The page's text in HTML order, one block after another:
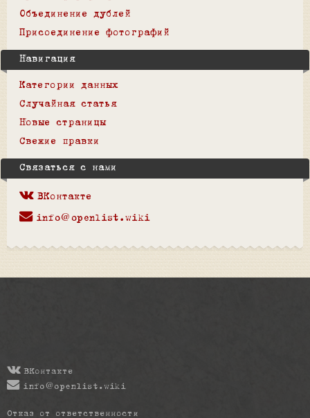
Объединение дублей
Присоединение фотографий
Навигация
Категории данных
Случайная статья
Новые страницы
Свежие правки
Связаться с нами
ВКонтакте
info@openlist.wiki
ВКонтакте
info@openlist.wiki
Отказ от ответственности